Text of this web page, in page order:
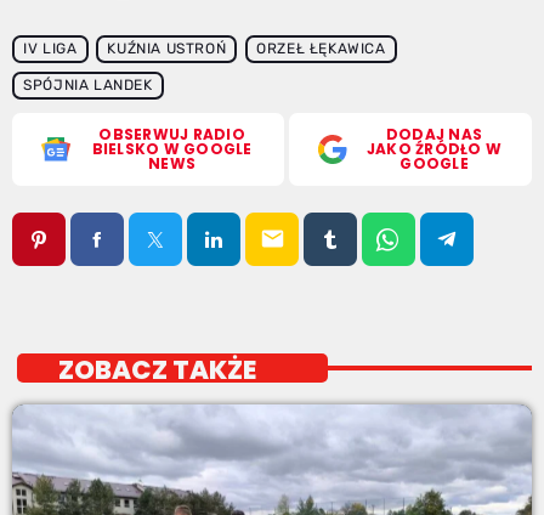
IV LIGA KUŹNIA USTROŃ ORZEŁ ŁĘKAWICA
SPÓJNIA LANDEK
OBSERWUJ RADIO
BIELSKO W GOOGLE
NEWS
DODAJ NAS
JAKO ŹRÓDŁO W
GOOGLE
email
ZOBACZ TAKŻE